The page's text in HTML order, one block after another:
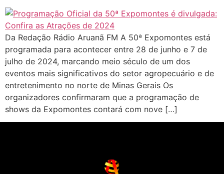
Da Redação Rádio Aruanã FM A 50ª Expomontes está
programada para acontecer entre 28 de junho e 7 de
julho de 2024, marcando meio século de um dos
eventos mais significativos do setor agropecuário e de
entretenimento no norte de Minas Gerais Os
organizadores confirmaram que a programação de
shows da Expomontes contará com nove […]